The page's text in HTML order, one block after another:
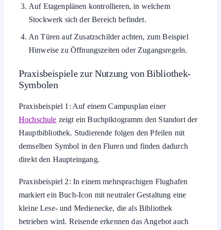
Auf Etagenplänen kontrollieren, in welchem
Stockwerk sich der Bereich befindet.
An Türen auf Zusatzschilder achten, zum Beispiel
Hinweise zu Öffnungszeiten oder Zugangsregeln.
Praxisbeispiele zur Nutzung von Bibliothek-
Symbolen
Praxisbeispiel 1: Auf einem Campusplan einer
Hochschule zeigt ein Buchpiktogramm den Standort der
Hauptbibliothek. Studierende folgen den Pfeilen mit
demselben Symbol in den Fluren und finden dadurch
direkt den Haupteingang.
Praxisbeispiel 2: In einem mehrsprachigen Flughafen
markiert ein Buch-Icon mit neutraler Gestaltung eine
kleine Lese- und Medienecke, die als Bibliothek
betrieben wird. Reisende erkennen das Angebot auch